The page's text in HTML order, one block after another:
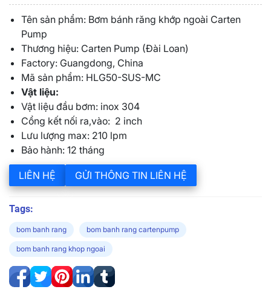
Tên sản phẩm: Bơm bánh răng khớp ngoài Carten
Pump
Thương hiệu: Carten Pump (Đài Loan)
Factory: Guangdong, China
Mã sản phẩm: HLG50-SUS-MC
Vật liệu:
Vật liệu đầu bơm: inox 304
Cổng kết nối ra,vào: 2 inch
Lưu lượng max: 210 lpm
Bảo hành: 12 tháng
LIÊN HỆ GỬI THÔNG TIN LIÊN HỆ
Tags:
bom banh rang bom banh rang cartenpump
bom banh rang khop ngoai